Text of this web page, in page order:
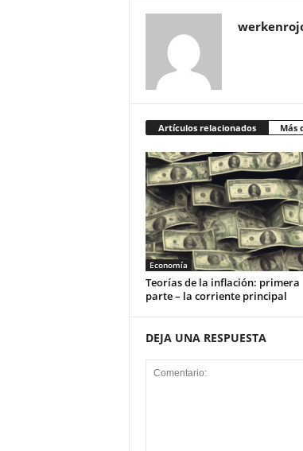
Artículos relacionados Más
Economía
Teorías de la inflación: primera
parte – la corriente principal
DEJA UNA RESPUESTA